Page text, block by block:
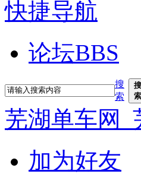
快捷导航
论坛BBS
搜
索
搜
索
芜湖单车网_
加为好友